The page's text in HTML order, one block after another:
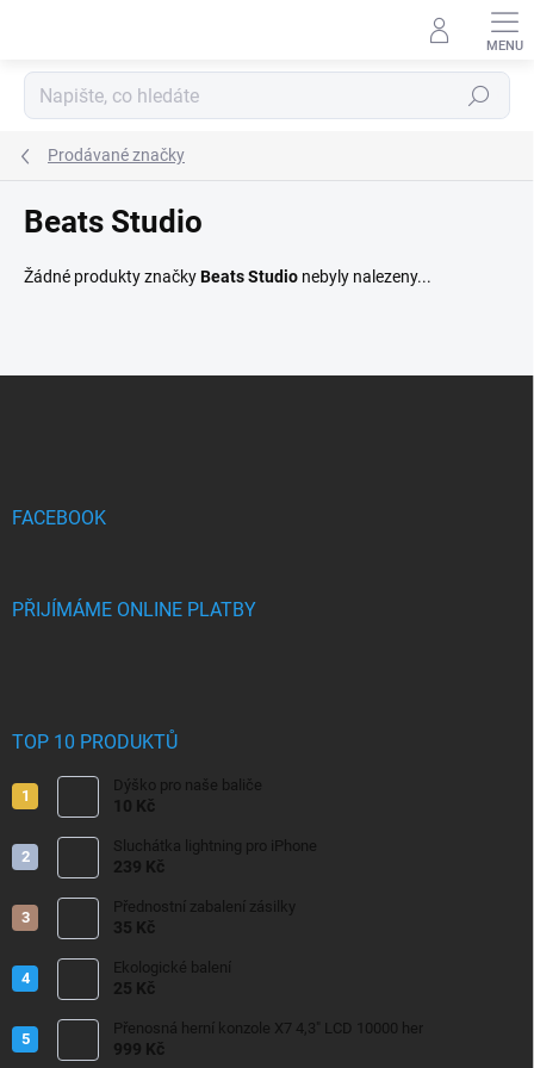
Hledat
Prodávané značky
Beats Studio
Žádné produkty značkyBeats Studio nebyly nalezeny...
FACEBOOK
PŘIJÍMÁME ONLINE PLATBY
TOP 10 PRODUKTŮ
Dýško pro naše baliče
10 Kč
Sluchátka lightning pro iPhone
239 Kč
Přednostní zabalení zásilky
35 Kč
Ekologické balení
25 Kč
Přenosná herní konzole X7 4,3" LCD 10000 her
999 Kč